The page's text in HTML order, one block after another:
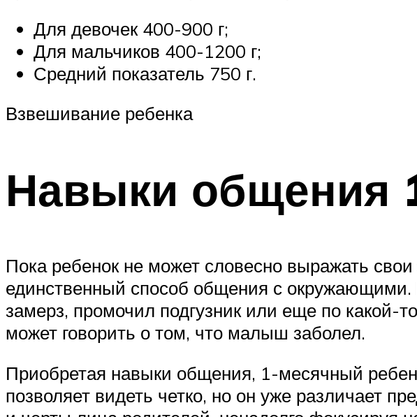
Для девочек 400-900 г;
Для мальчиков 400-1200 г;
Средний показатель 750 г.
Взвешивание ребенка
Навыки общения
Пока ребенок не может словесно выражать
единственный способ общения с окружающими.
замерз, промочил подгузник или еще по
может говорить о том, что малыш заболел.
Приобретая навыки общения, 1-месячный
позволяет видеть четко, но он уже различает